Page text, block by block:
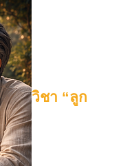
วิชา “ลูก